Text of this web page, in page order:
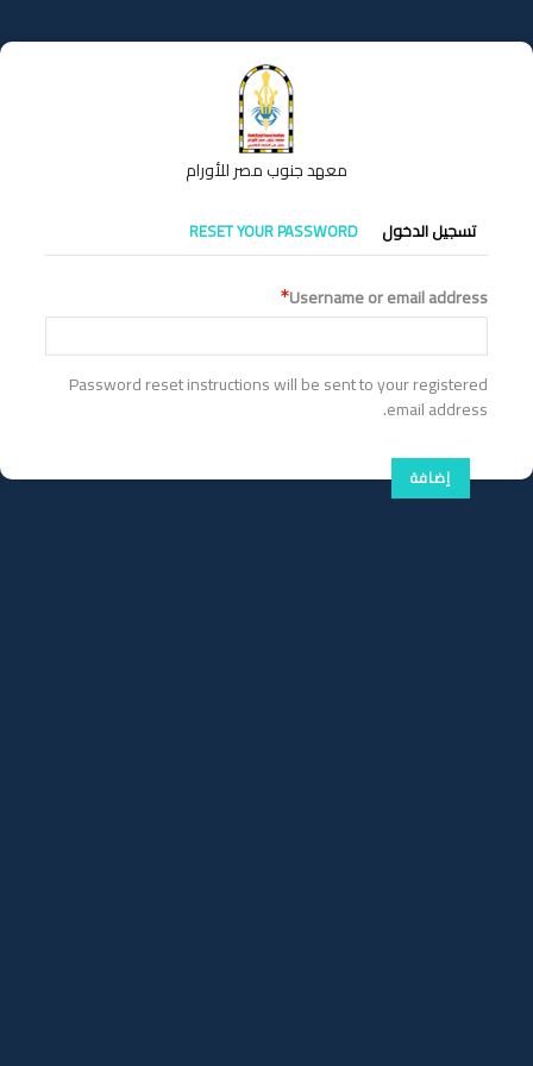
إلى
المحتوى
معهد جنوب مصر للأورام
التبويبات
الأساسية
تسجيل الدخول RESET YOUR PASSWORD
Username or email address
Password reset instructions will be sent to your registered
email address.